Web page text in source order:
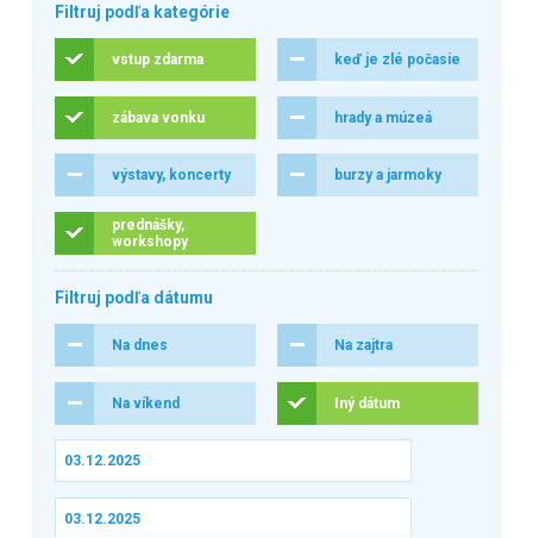
Filtruj podľa kategórie
vstup zdarma keď je zlé počasie
zábava vonku hrady a múzeá
výstavy, koncerty burzy a jarmoky
prednášky,
workshopy
Filtruj podľa dátumu
Na dnes Na zajtra
Na víkend Iný dátum